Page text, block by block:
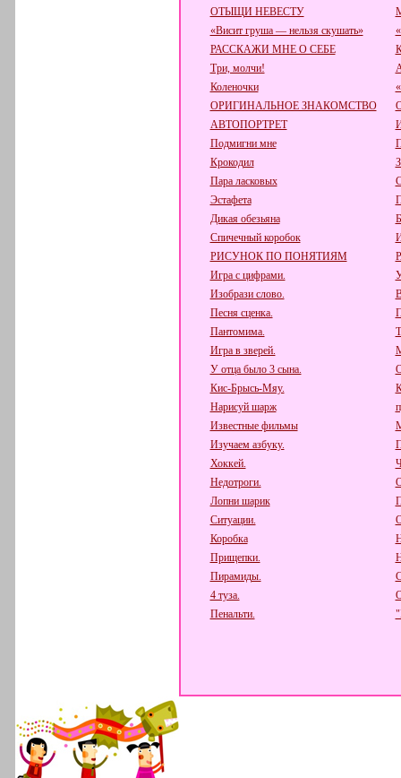
ОТЫЩИ НЕВЕСТУ
«Висит груша — нельзя скушать»
РАССКАЖИ МНЕ О СЕБЕ
Три, молчи!
Коленочки
ОРИГИНАЛЬНОЕ ЗНАКОМСТВО
АВТОПОРТРЕТ
Подмигни мне
Крокодил
Пара ласковых
Эстафета
Дикая обезьяна
Спичечный коробок
РИСУНОК ПО ПОНЯТИЯМ
Игра с цифрами.
Изобрази слово.
Песня сценка.
Пантомима.
Игра в зверей.
У отца было 3 сына.
Кис-Брысь-Мяу.
Нарисуй шарж
Известные фильмы
Изучаем азбуку.
Хоккей.
Недотроги.
Лопни шарик
Ситуации.
Коробка
Прищепки.
Пирамиды.
4 туза.
Пенальти.